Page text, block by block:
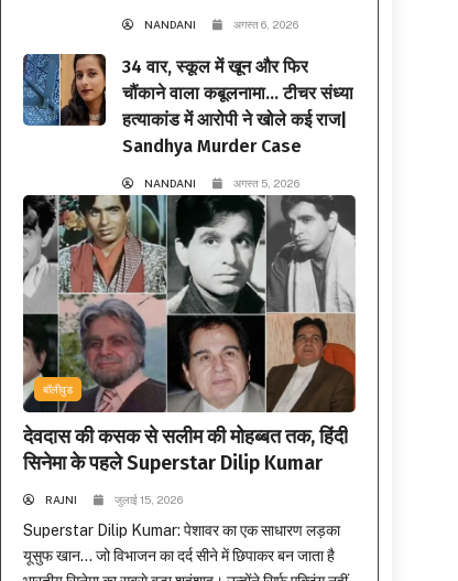
NANDANI अगस्त 6, 2026
34 वार, स्कूल में खून और फिर
चौंकाने वाला कबूलनामा… टीचर संध्या
हत्याकांड में आरोपी ने खोले कई राज|
Sandhya Murder Case
NANDANI अगस्त 5, 2026
बॉलीवुड
देवदास की कसक से सलीम की मोहब्बत तक, हिंदी
सिनेमा के पहले Superstar Dilip Kumar
RAJNI जुलाई 15, 2026
Superstar Dilip Kumar: पेशावर का एक साधारण लड़का
यूसुफ खान… जो विभाजन का दर्द सीने में छिपाकर बन जाता है